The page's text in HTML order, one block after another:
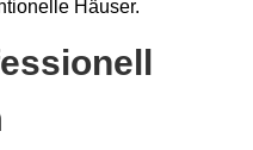
Häuser.